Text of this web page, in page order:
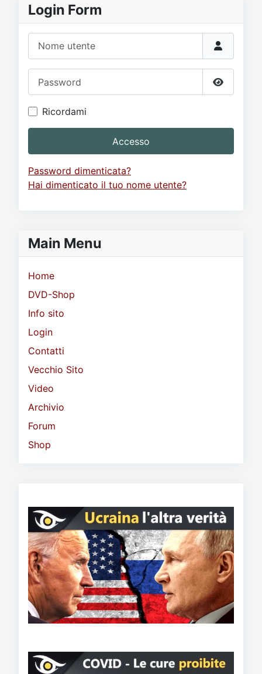
Login Form
Mostra
Ricordami
Accesso
Password dimenticata?
Hai dimenticato il tuo nome utente?
Main Menu
Home
DVD-Shop
Info sito
Login
Contatti
Vecchio Sito
Video
Archivio
Forum
Shop